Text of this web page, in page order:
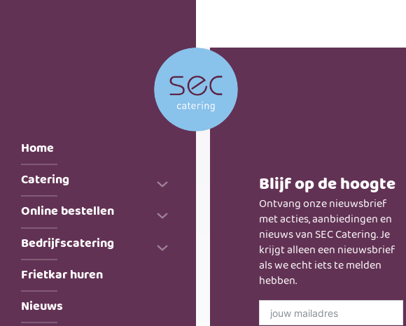
Home
Catering
Huwelijk
Iets te vieren
Buffetten
Exclusieve locaties
Online bestellen
Stel je lunchplateau samen
Stel eenvoudig je buffet
samen
Bestel je borrel assortiment
Bedrijfscatering
Bedrijfsrestaurants
Bedrijfsevenementen
Frietkar huren
Nieuws
Blijf op de hoogte
Ontvang onze nieuwsbrief
met acties, aanbiedingen en
nieuws van SEC Catering. Je
krijgt alleen een nieuwsbrief
als we echt iets te melden
hebben.